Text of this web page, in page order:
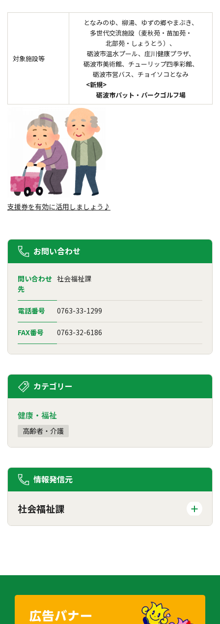
対象施設等
となみのゆ、柳湯、ゆずの郷やまぶき、
多世代交流施設（麦秋苑・苗加苑・
北部苑・しょうとう）、
砺波市温水プール、庄川健康プラザ、
砺波市美術館、チューリップ四季彩館、
砺波市営バス、チョイソコとなみ
<新規>
砺波市パット・パークゴルフ場
支援券を有効に活用しましょう♪
お問い合わせ
問い合わせ
先
社会福祉課
電話番号 0763-33-1299
FAX番号 0763-32-6186
カテゴリー
健康・福祉
高齢者・介護
情報発信元
社会福祉課